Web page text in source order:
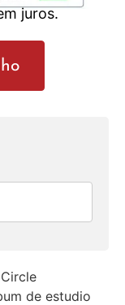
juros.
de estudio